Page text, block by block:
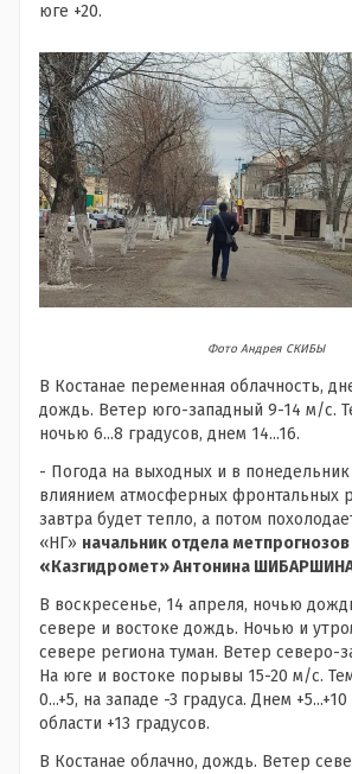
юге +20.
Фото Андрея СКИБЫ
В Костанае переменная облачность,
дождь. Ветер юго-западный 9-14 м/с.
ночью 6...8 градусов, днем 14...16.
- Погода на выходных и в
влиянием атмосферных фронтальных
завтра будет тепло, а потом
«НГ» начальник отдела
«Казгидромет» Антонина
В воскресенье, 14 апреля, ночью
севере и востоке дождь. Ночью и
севере региона туман. Ветер северо-
На юге и востоке порывы 15-20 м/с.
0...+5, на западе -3 градуса. Днем
области +13 градусов.
В Костанае облачно, дождь. Ветер